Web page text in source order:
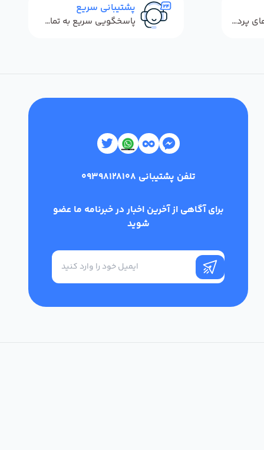
استفاده از روش‌های پرداخت امن
پشتیبانی سریع
پاسخگویی سریع به تماس‌ها و پیام‌ها
تلفن پشتیبانی 09398128108
برای آگاهی از آخرین اخبار در خبرنامه ما عضو
شوید